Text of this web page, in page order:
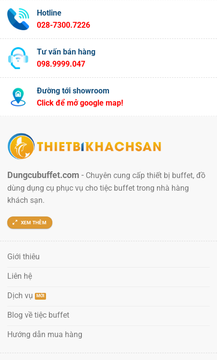
Hotline
028-7300.7226
Tư vấn bán hàng
098.9999.047
Đường tới showroom
Click để mở google map!
Dungcubuffet.com - Chuyên cung cấp thiết bị buffet, đồ
dùng dụng cụ phục vụ cho tiệc buffet trong nhà hàng
khách sạn.
XEM THÊM
Giới thiêu
Liên hệ
Dịch vụ
Blog về tiệc buffet
Hướng dẫn mua hàng